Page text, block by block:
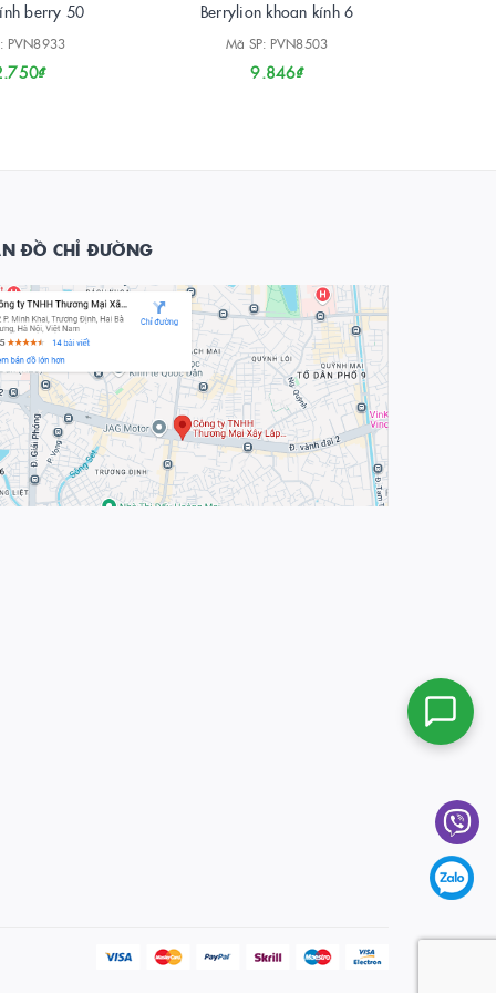
berry 50
PVN8933
Berrylion khoan kính 6
Mã SP: PVN8503
9.846₫
ĐỒ CHỈ ĐƯỜNG